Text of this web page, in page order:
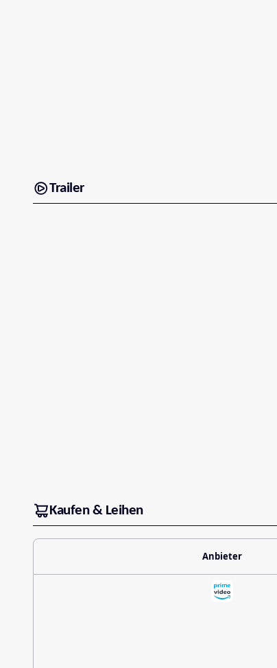
Trailer
Kaufen & Leihen
Anbieter